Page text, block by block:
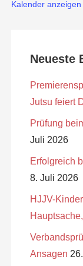
Kalender anzeigen
Neueste
Jutsu feiert
Prüfung
Juli 2026
Erfolgreich
8. Juli 2026
HJJV-
Ansagen